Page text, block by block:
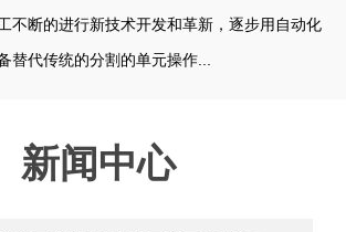
的进行新技术开发和革新，逐步用自动化
替代传统的分割的单元操作...
新闻中心